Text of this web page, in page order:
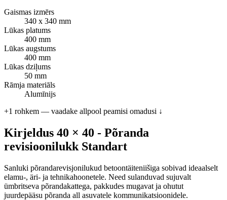
Gaismas izmērs
340 x 340 mm
Lūkas platums
400 mm
Lūkas augstums
400 mm
Lūkas dziļums
50 mm
Rāmja materiāls
Alumīnijs
+1 rohkem — vaadake allpool peamisi omadusi ↓
Kirjeldus 40 × 40 - Põranda
revisioonilukk Standart
Sanluki põrandarevisjonilukud betoontäiteniišiga sobivad ideaalselt
elamu-, äri- ja tehnikahoonetele. Need sulanduvad sujuvalt
ümbritseva põrandakattega, pakkudes mugavat ja ohutut
juurdepääsu põranda all asuvatele kommunikatsioonidele.